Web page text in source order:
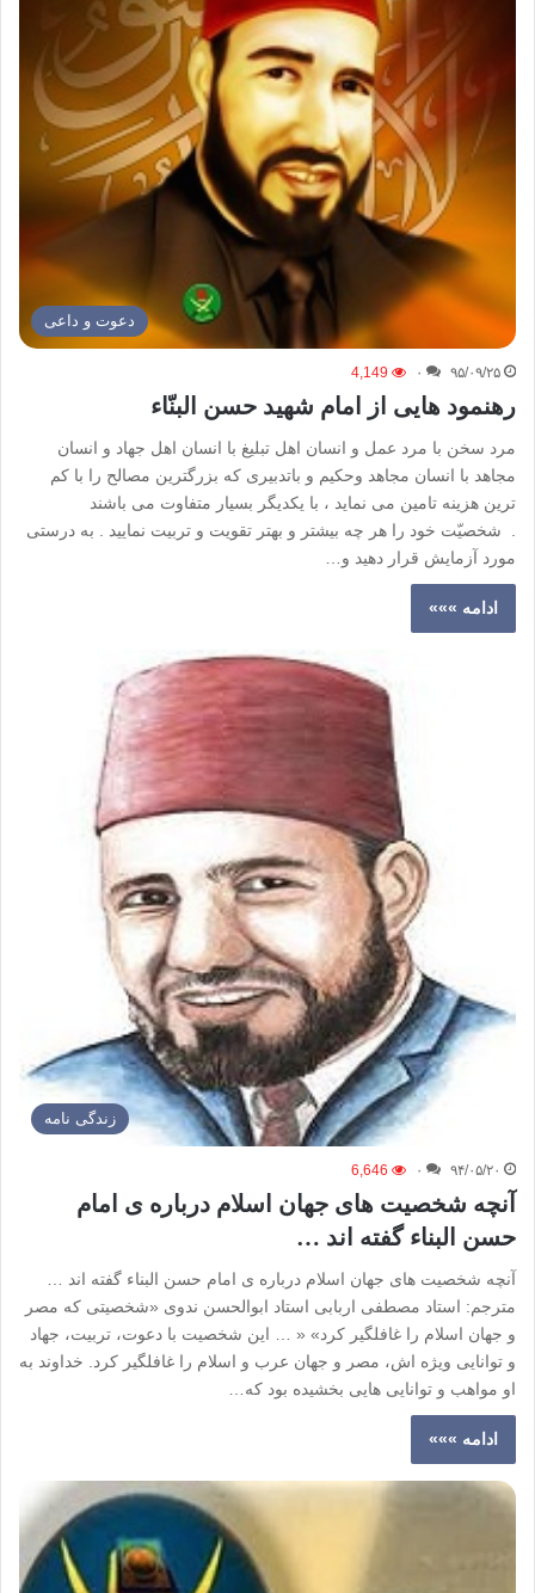
دعوت و داعی
۹۵/۰۹/۲۵ ۰ 4,149
رهنمود هایی از امام شهید حسن البنّاء
مرد سخن با مرد عمل و انسان اهل تبلیغ با انسان اهل جهاد و انسان
مجاهد با انسان مجاهد وحکیم و باتدبیری که بزرگترین مصالح را با کم
ترین هزینه تامین می نماید ، با یکدیگر بسیار متفاوت می باشند
. شخصیّت خود را هر چه بیشتر و بهتر تقویت و تربیت نمایید . به درستی
مورد آزمایش قرار دهید و…
ادامه »»»
زندگی نامه
۹۴/۰۵/۲۰ ۰ 6,646
آنچه شخصیت های جهان اسلام درباره ی امام
حسن البناء گفته اند …
آنچه شخصیت های جهان اسلام درباره ی امام حسن البناء گفته اند …
مترجم: استاد مصطفی اربابی استاد ابوالحسن ندوی «شخصیتی که مصر
و جهان اسلام را غافلگیر کرد» « … این شخصیت با دعوت، تربیت، جهاد
و توانایی ویژه اش، مصر و جهان عرب و اسلام را غافلگیر کرد. خداوند به
او مواهب و توانایی هایی بخشیده بود که…
ادامه »»»